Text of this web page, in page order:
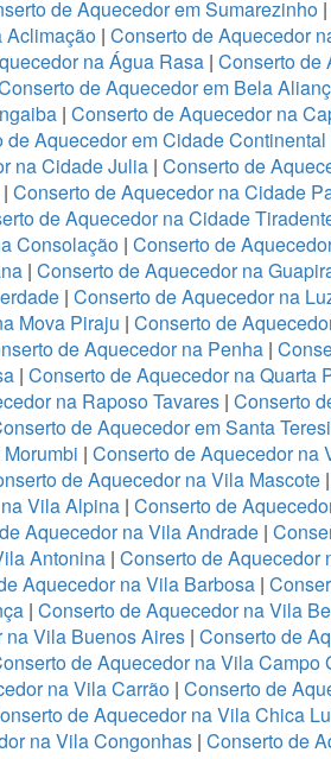
de Aquecedor em Sumarezinho |
Aclimação| Conserto de Aquecedor
na Água Rasa | Conserto de
de Aquecedor em Bela
| Conserto de Aquecedor na
de Aquecedor em Cidade Continental
na Cidade Julia | Conserto de
| Conserto de Aquecedor na Cidade
de Aquecedor na Cidade
Consolação | Conserto de
| Conserto de Aquecedor na
| Conserto de Aquecedor na
Mova Piraju | Conserto de
de Aquecedor na Penha |
| Conserto de Aquecedor na Quarta
na Raposo Tavares| Conserto
de Aquecedor em Santa
| Conserto de Aquecedor na
de Aquecedor na Vila Mascote |
Vila Alpina | Conserto de
Aquecedor na Vila Andrade|
Antonina | Conserto de Aquecedor
Aquecedor na Vila Barbosa |
| Conserto de Aquecedor na Vila
Vila Buenos Aires | Conserto de
de Aquecedor na Vila Campo
na Vila Carrão | Conserto de
de Aquecedor na Vila Chica
na Vila Congonhas| Conserto de